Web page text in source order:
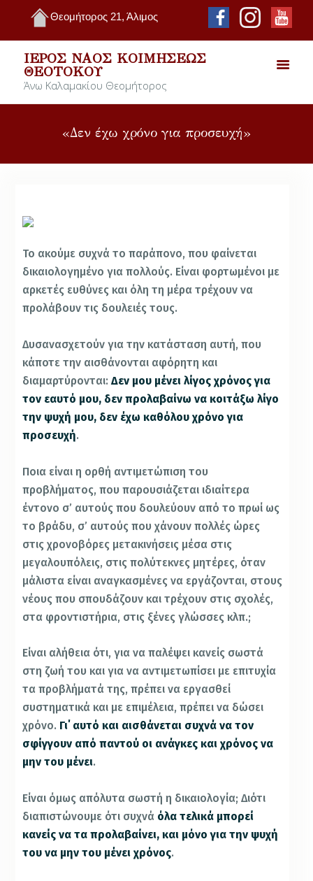
Θεομήτορος 21, Άλιμος
ΙΕΡΌΣ ΝΑΌΣ ΚΟΙΜΉΣΕΩΣ
ΘΕΟΤΌΚΟΥ
Άνω Καλαμακίου Θεομήτορος
«Δεν έχω χρόνο για προσευχή»
Το ακούμε συχνά το παράπονο, που φαίνεται
δικαιολογημένο για πολλούς. Είναι φορτωμένοι με
αρκετές ευθύνες και όλη τη μέρα τρέχουν να
προλάβουν τις δουλειές τους.
Δυσανασχετούν για την κατάσταση αυτή, που
κάποτε την αισθάνονται αφόρητη και
διαμαρτύρονται:Δεν μου μένει λίγος χρόνος για
τον εαυτό μου, δεν προλαβαίνω να κοιτάξω λίγο
την ψυχή μου, δεν έχω καθόλου χρόνο για
προσευχή.
Ποια είναι η ορθή αντιμετώπιση του
προβλήματος, που παρουσιάζεται ιδιαίτερα
έντονο σ’ αυτούς που δουλεύουν από το πρωί ως
το βράδυ, σ’ αυτούς που χάνουν πολλές ώρες
στις χρονοβόρες μετακινήσεις μέσα στις
μεγαλουπόλεις, στις πολύτεκνες μητέρες, όταν
μάλιστα είναι αναγκασμένες να εργάζονται, στους
νέους που σπουδάζουν και τρέχουν στις σχολές,
στα φροντιστήρια, στις ξένες γλώσσες κλπ.;
Είναι αλήθεια ότι, για να παλέψει κανείς σωστά
στη ζωή του και για να αντιμετωπίσει με επιτυχία
τα προβλήματά της, πρέπει να εργασθεί
συστηματικά και με επιμέλεια, πρέπει να δώσει
χρόνο. Γι΄ αυτό και αισθάνεται συχνά να τον
σφίγγουν από παντού οι ανάγκες και χρόνος να
μην του μένει.
Είναι όμως απόλυτα σωστή η δικαιολογία; Διότι
διαπιστώνουμε ότι συχνά όλα τελικά μπορεί
κανείς να τα προλαβαίνει, και μόνο για την ψυχή
του να μην του μένει χρόνος.